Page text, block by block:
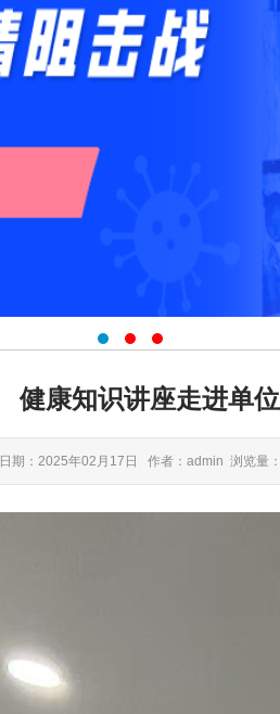
健康知识讲座走进单位
日期：2025年02月17日 作者：admin 浏览量：